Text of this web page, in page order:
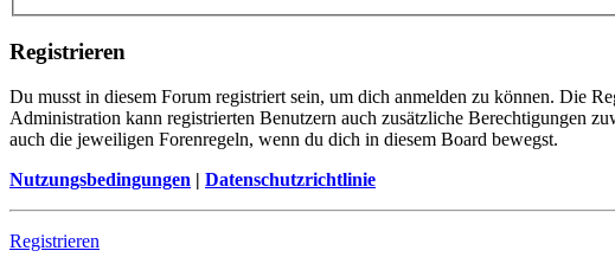
Registrieren
Du musst in diesem Forum registriert sein, um dich anmelden zu können. Die
Administration kann registrierten Benutzern auch zusätzliche Berechtigungen
auch die jeweiligen Forenregeln, wenn du dich in diesem Board bewegst.
Nutzungsbedingungen | Datenschutzrichtlinie
Registrieren